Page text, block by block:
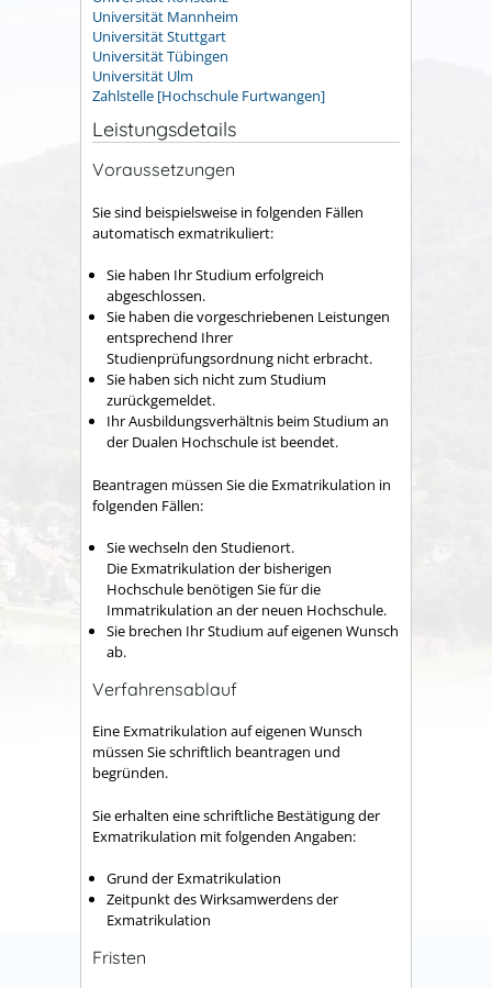
Universität Mannheim
Universität Stuttgart
Universität Tübingen
Universität Ulm
Zahlstelle [Hochschule Furtwangen]
Leistungsdetails
Voraussetzungen
Sie sind beispielsweise in folgenden Fällen
automatisch exmatrikuliert:
Sie haben Ihr Studium erfolgreich
abgeschlossen.
Sie haben die vorgeschriebenen Leistungen
entsprechend Ihrer
Studienprüfungsordnung nicht erbracht.
Sie haben sich nicht zum Studium
zurückgemeldet.
Ihr Ausbildungsverhältnis beim Studium an
der Dualen Hochschule ist beendet.
Beantragen müssen Sie die Exmatrikulation in
folgenden Fällen:
Sie wechseln den Studienort.
Die Exmatrikulation der bisherigen
Hochschule benötigen Sie für die
Immatrikulation an der neuen Hochschule.
Sie brechen Ihr Studium auf eigenen Wunsch
ab.
Verfahrensablauf
Eine Exmatrikulation auf eigenen Wunsch
müssen Sie schriftlich beantragen und
begründen.
Sie erhalten eine schriftliche Bestätigung der
Exmatrikulation mit folgenden Angaben:
Grund der Exmatrikulation
Zeitpunkt des Wirksamwerdens der
Exmatrikulation
Fristen